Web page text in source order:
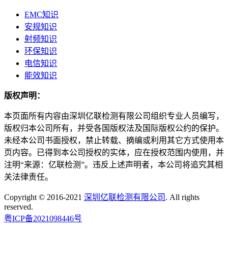
EMC知识
安规知识
射频知识
环保知识
电信知识
能效知识
版权声明：
本页面所有内容由深圳亿联检测有限公司组织专业人员编写，
版权归本公司所有，并受各国版权法及国际版权公约的保护。
未经本公司书面授权，禁止转载、摘编或利用其它方式使用本
页内容。已得到本公司授权的实体，应在授权范围内使用，并
注明“来源：亿联检测”。违反上述声明者，本公司将追究其相
关法律责任。
Copyright © 2016-2021 深圳亿联检测有限公司 . All rights
reserved.
粤ICP备2021098446号